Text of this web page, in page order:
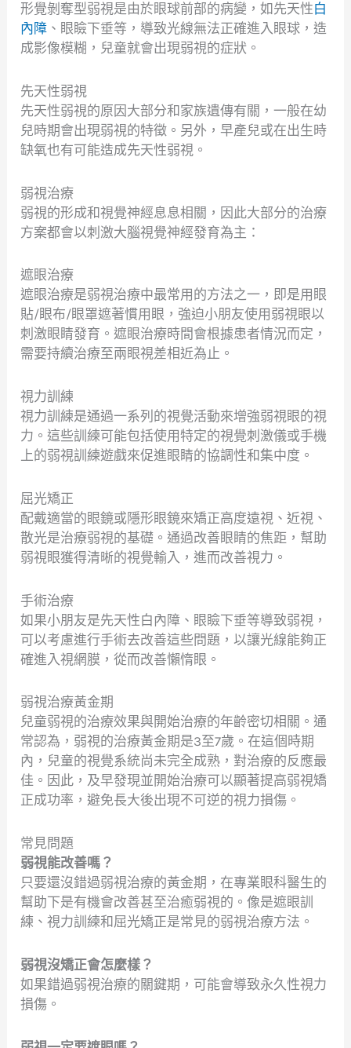
形覺剝奪型弱視是由於眼球前部的病變，如先天性白
內障 、眼瞼下垂等，導致光線無法正確進入眼球，造
成影像模糊，兒童就會出現弱視的症狀。
先天性弱視
先天性弱視的原因大部分和家族遺傳有關，一般在幼
兒時期會出現弱視的特徵。另外，早產兒或在出生時
缺氧也有可能造成先天性弱視。
弱視治療
弱視的形成和視覺神經息息相關，因此大部分的治療
方案都會以刺激大腦視覺神經發育為主：
遮眼治療
遮眼治療是弱視治療中最常用的方法之一，即是用眼
貼/眼布/眼罩遮著慣用眼，強迫小朋友使用弱視眼以
刺激眼睛發育。遮眼治療時間會根據患者情況而定，
需要持續治療至兩眼視差相近為止。
視力訓練
視力訓練是通過一系列的視覺活動來增強弱視眼的視
力。這些訓練可能包括使用特定的視覺刺激儀或手機
上的弱視訓練遊戲來促進眼睛的協調性和集中度。
屈光矯正
配戴適當的眼鏡或隱形眼鏡來矯正高度遠視、近視、
散光是治療弱視的基礎。通過改善眼睛的焦距，幫助
弱視眼獲得清晰的視覺輸入，進而改善視力。
手術治療
如果小朋友是先天性白內障、眼瞼下垂等導致弱視，
可以考慮進行手術去改善這些問題，以讓光線能夠正
確進入視網膜，從而改善懶惰眼。
弱視治療黃金期
兒童弱視的治療效果與開始治療的年齡密切相關。通
常認為，弱視的治療黃金期是3至7歲。在這個時期
內，兒童的視覺系統尚未完全成熟，對治療的反應最
佳。因此，及早發現並開始治療可以顯著提高弱視矯
正成功率，避免長大後出現不可逆的視力損傷。
常見問題
弱視能改善嗎？
只要還沒錯過弱視治療的黃金期，在專業眼科醫生的
幫助下是有機會改善甚至治癒弱視的。像是遮眼訓
練、視力訓練和屈光矯正是常見的弱視治療方法。
弱視沒矯正會怎麼樣？
如果錯過弱視治療的關鍵期，可能會導致永久性視力
損傷。